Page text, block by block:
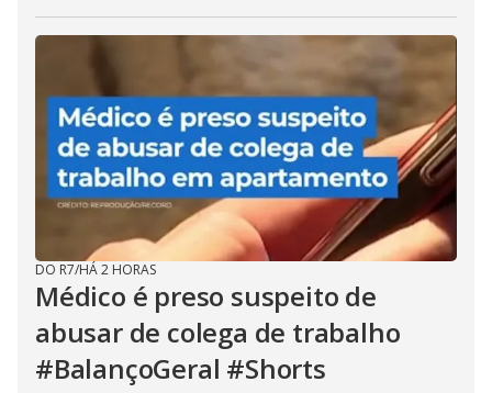
DO R7/HÁ 2 HORAS
Médico é preso suspeito de
abusar de colega de trabalho
#BalançoGeral #Shorts